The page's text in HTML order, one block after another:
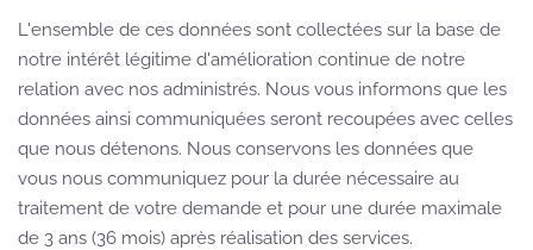
L'ensemble de ces données sont collectées sur la base de
notre intérêt légitime d'amélioration continue de notre
relation avec nos administrés. Nous vous informons que les
données ainsi communiquées seront recoupées avec celles
que nous détenons. Nous conservons les données que
vous nous communiquez pour la durée nécessaire au
traitement de votre demande et pour une durée maximale
de 3 ans (36 mois) après réalisation des services.